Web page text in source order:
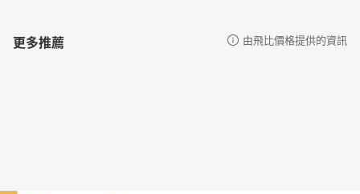
能讓人在心裡稍稍抽離喘息。身體想逃也是做得到的，善用資源做
更多推薦 由飛比價格提供的資訊